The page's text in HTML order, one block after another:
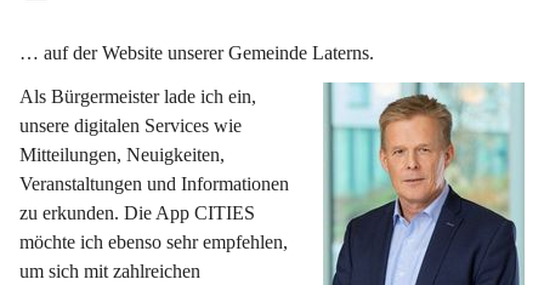
… auf der Website unserer Gemeinde Laterns.
Als Bürgermeister lade ich ein,
unsere digitalen Services wie
Mitteilungen, Neuigkeiten,
Veranstaltungen und Informationen
zu erkunden. Die App CITIES
möchte ich ebenso sehr empfehlen,
um sich mit zahlreichen